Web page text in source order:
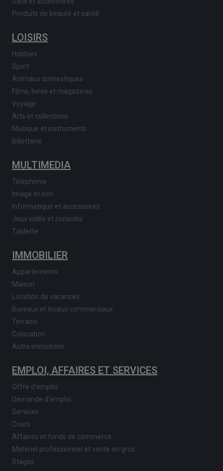
Produits de beauté et santé
LOISIRS
Hobbies
Sport
Animaux domestiques
Films, livres et magazines
Voyage
Arts et collections
Musique et instruments
Billetterie
MULTIMEDIA
Téléphonie
Image et son
Informatique et accessoires
Jeux vidéo et consoles
Tablette
IMMOBILIER
Appartements
Maison
Location de vacances
Bureaux et locaux commerciaux
Terrains
Colocation
Autre immobilier
EMPLOI, AFFAIRES ET SERVICES
Offre d'emploi
Demande d'emploi
Services
Cours
Affaires et fonds de commerce
Matériel professionnel et vente en gros
Stages